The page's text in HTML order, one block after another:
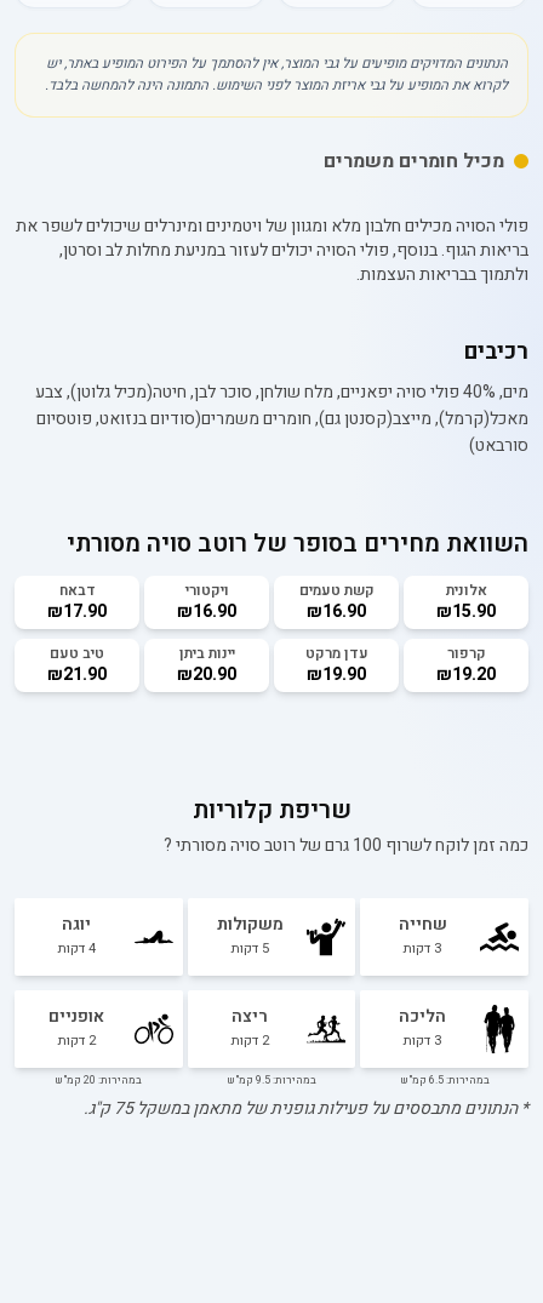
הנתונים המדויקים מופיעים על גבי המוצר, אין להסתמך על הפירוט המופיע באתר, יש
לקרוא את המופיע על גבי אריזת המוצר לפני השימוש. התמונה הינה להמחשה בלבד.
מכיל חומרים משמרים
פולי הסויה מכילים חלבון מלא ומגוון של ויטמינים ומינרלים שיכולים לשפר את
בריאות הגוף. בנוסף, פולי הסויה יכולים לעזור במניעת מחלות לב וסרטן,
ולתמוך בבריאות העצמות.
רכיבים
מים, 40% פולי סויה יפאניים, מלח שולחן, סוכר לבן, חיטה(מכיל גלוטן), צבע
מאכל(קרמל), מייצב(קסנטן גם), חומרים משמרים(סודיום בנזואט, פוטסיום
סורבאט)
השוואת מחירים בסופר של רוטב סויה מסורתי
אלונית
₪15.90
קשת טעמים
₪16.90
ויקטורי
₪16.90
דבאח
₪17.90
קרפור
₪19.20
עדן מרקט
₪19.90
יינות ביתן
₪20.90
טיב טעם
₪21.90
שריפת קלוריות
כמה זמן לוקח לשרוף 100 גרם של רוטב סויה מסורתי?
שחייה
3 דקות
משקולות
5 דקות
יוגה
4דקות
הליכה
3 דקות
במהירות: 6.5 קמ"ש
ריצה
2 דקות
במהירות: 9.5 קמ"ש
אופניים
2 דקות
במהירות: 20 קמ"ש
* הנתונים מתבססים על פעילות גופנית של מתאמן במשקל75ק"ג.